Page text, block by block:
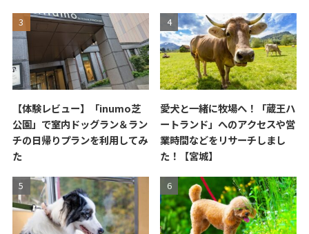
【体験レビュー】「inumo芝
公園」で室内ドッグラン＆ラン
チの日帰りプランを利用してみ
た
愛犬と一緒に牧場へ！「蔵王ハ
ートランド」へのアクセスや営
業時間などをリサーチしまし
た！【宮城】